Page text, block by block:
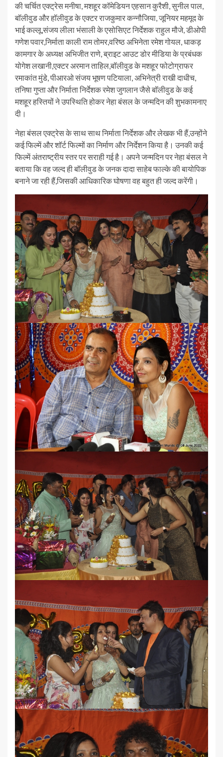
की चर्चित एक्ट्रेस मनीषा, मशहूर कॉमेडियन एहसान कुरैशी, सुनील पाल,
बॉलीवुड और हॉलीवुड के एक्टर राजकुमार कन्नौजिया, जूनियर महमूद के
भाई कल्लू,संजय लीला भंसाली के एसोसिएट निर्देशक राहुल मौजे, डीओपी
गणेश पवार,निर्माता काली राम तोमर,वरिष्ठ अभिनेता रमेश गोयल, धाकड़
कामगार के अध्यक्ष अभिजीत राणे, ब्राइट आउट डोर मीडिया के प्रबंधक
योगेश लखानी,एक्टर अरमान ताहिल,बॉलीवुड के मशहूर फोटोग्राफर
रमाकांत मुंडे, पीआरओ संजय भूषण पटियाला, अभिनेत्री राखी दाधीच,
तनिषा गुप्ता और निर्माता निर्देशक रमेश जुगलान जैसे बॉलीवुड के कई
मशहूर हस्तियों ने उपस्थिति होकर नेहा बंसल के जन्मदिन की शुभकामनाए
दी।
नेहा बंसल एक्ट्रेस के साथ साथ निर्माता निर्देशक और लेखक भी हैं,उन्होंने
कई फिल्में और शॉर्ट फिल्मों का निर्माण और निर्देशन किया है। उनकी कई
फिल्में अंतराष्ट्रीय स्तर पर सराही गई है। अपने जन्मदिन पर नेहा बंसल ने
बताया कि वह जल्द ही बॉलीवुड के जनक दादा साहेब फाल्के की बायोपिक
बनाने जा रही हैं,जिसकी आधिकारिक घोषणा वह बहुत ही जल्द करेंगी।